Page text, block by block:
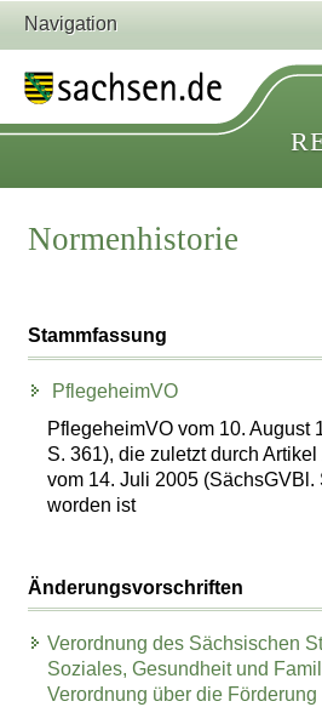
Navigation
Normenhistorie
Stammfassung
PflegeheimVO
PflegeheimVO vom 10. August
S. 361), die zuletzt durch
vom 14. Juli 2005 (SächsGVBl.
worden ist
Änderungsvorschriften
Verordnung des Sächsischen
Soziales, Gesundheit und
Verordnung über die